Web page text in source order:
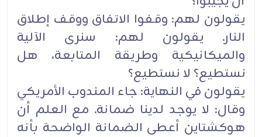
يقولون لهم: وقفوا الاتفاق ووقف إطلاق
النار. يقولون لهم: سنرى الآلية
والميكانيكية وطريقة المتابعة، هل
‏نستطيع؟ لا نستطيع؟
يقولون في النهاية: جاء المندوب الأمريكي
وقال: لا يوجد لدينا ضمانة. مع العلم أن
هوكشتاين أعطى ‏الضمانة الواضحة بأنه